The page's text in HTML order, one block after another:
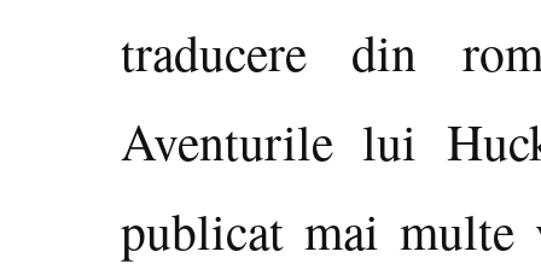
traducere din
Aventurile lui
publicat mai multe